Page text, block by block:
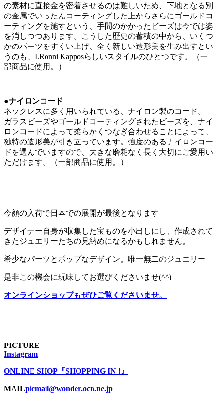
の素材に直接金を密着させるのは難しいため、下地となる別
の金属でいったんコーティングした上からさらにゴールドコ
ーティングを施すという、手間のかかったビーズは今では姿
を消しつつあります。こうした歴史の蓄積の中から、いくつ
かのパーツをすくい上げ、全く新しい造形美を生み出すとい
うのも、I.Ronni Kapposらしいスタイルのひとつです。（一
部商品に使用。）
●ナイロンコード
ネックレスに多く用いられている、ナイロン製のコード。
ガラスビーズやゴールドコーティングされたビーズを、ナイ
ロンコードによって柔らかくつなぎ合わせることによって、
独特の造形美が引き立っています。強度のあるナイロンコー
ドを選んでいますので、大きな磨耗なく長く大切にご愛用い
ただけます。（一部商品に使用。）
今顔の入荷で日本での展開が最後となります
デザイナー自身が収集した宝ものを小出しにし、作成されて
きたジュエリーたちの見納めになるかもしれません。
希少なパーツとポップなデザイン。唯一無二のジュエリー
是非この機会に玩味してお選びくださいませ(^^)
オンラインショップもぜひご覧くださいませ。
PICTURE
Instagram
ONLINE SHOP『SHOPPING IN !』
MAILpicmail@wonder.ocn.ne.jp